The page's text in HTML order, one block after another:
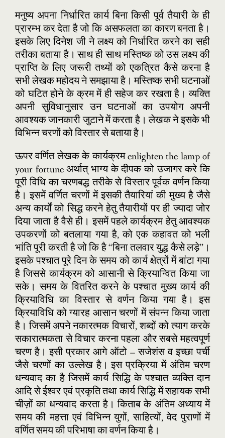
मनुष्य अपना निर्धारित कार्य बिना किसी पूर्व तैयारी के ही
प्रारम्भ कर देता है जो कि असफलता का कारण बनता है।
इसके लिए दिनेश जी ने लक्ष्य को निर्धारित करने का सही
तरीका बताया है। साथ ही साथ मस्तिष्क को उस लक्ष्य की
प्राप्ति के लिए जरूरी तथ्यों को एकत्रित कैसे करना है
सभी लेखक महोदय ने समझाया है। मस्तिष्क सभी घटनाओं
को घटित होने के क्रम में ही सहेज कर रखता है। व्यक्ति
अपनी सुविधानुसार उन घटनाओं का उपयोग अपनी
आवश्यक जानकारी जुटाने में करता है। लेखक ने इसके भी
विभिन्न चरणों को विस्तार से बताया है।
ऊपर वर्णित लेखक के कार्यक्रम enlighten the lamp of
your fortune अर्थात् भाग्य के दीपक को उजागर करे कि
पूरी विधि का चरणबद्ध तरीके से विस्तार पूर्वक वर्णन किया
है। इसमें वर्णित चरणों में इसकी तैयारियां की मुख्य है जैसे
अन्य कार्यों को सिद्ध करने हेतु तैयारीयों पर ही ज्यादा जोर
दिया जाता है वैसे ही। इसमें पहले कार्यक्रम हेतु आवश्यक
उपकरणों को बतलाया गया है, को एक कहावत को भली
भांति पूरी करती है जो कि है “बिना तलवार युद्ध कैसे लड़े”।
इसके पश्चात पूरे दिन के समय को कार्य क्षेत्रों में बांटा गया
है जिससे कार्यक्रम को आसानी से क्रियान्वित किया जा
सके। समय के वितरित करने के पश्चात मुख्य कार्य की
क्रियाविधि का विस्तार से वर्णन किया गया है। इस
क्रियाविधि को ग्यारह आसान चरणों में संपन्न किया जाता
है। जिसमें अपने नकारत्मक विचारों, शब्दों को त्याग करके
सकारात्मकता से विचार करना पहला और सबसे महत्वपूर्ण
चरण है। इसी प्रकार आगे ऑटो – सजेशंस व इच्छा पर्ची
जैसे चरणों का उल्लेख है। इस प्रक्रिया में अंतिम चरण
धन्यवाद का है जिसमें कार्य सिद्धि के पश्चात व्यक्ति दान
आदि से ईश्वर एवं प्रकृति तथा कार्य सिद्धि में सहायक सभी
चीज़ों का धन्यवाद करता है। किताब के अंतिम अध्याय में
समय की महत्ता एवं विभिन्न युगों, साहित्यों, वेद पुराणों में
वर्णित समय की परिभाषा का वर्णन किया है।